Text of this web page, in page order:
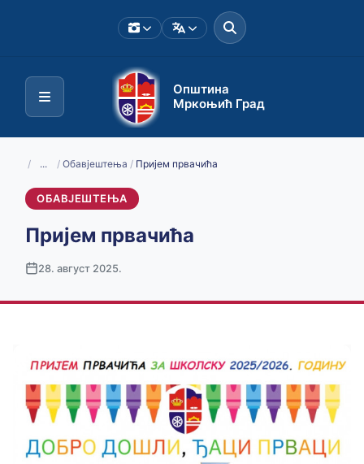
Општина
Мркоњић Град
/ ... / Обавјештења / Пријем првачића
ОБАВЈЕШТЕЊА
Пријем првачића
28. август 2025.